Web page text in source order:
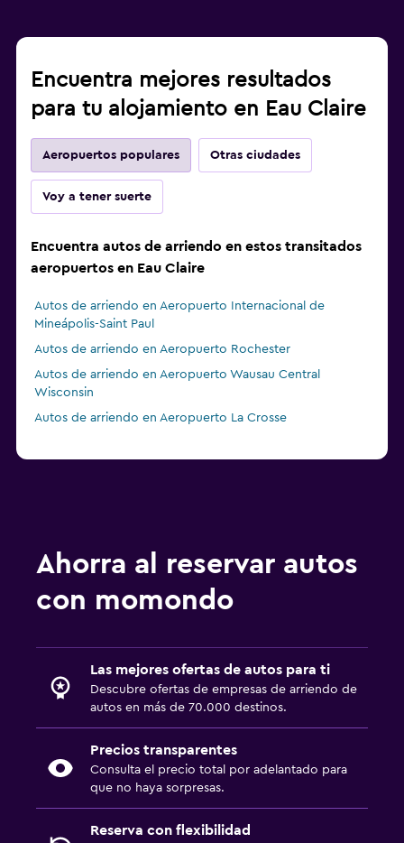
Encuentra mejores resultados
para tu alojamiento en Eau Claire
Aeropuertos populares Otras ciudades
Voy a tener suerte
Encuentra autos de arriendo en estos transitados
aeropuertos en Eau Claire
Autos de arriendo en Aeropuerto Internacional de
Mineápolis-Saint Paul
Autos de arriendo en Aeropuerto Rochester
Autos de arriendo en Aeropuerto Wausau Central
Wisconsin
Autos de arriendo en Aeropuerto La Crosse
Ahorra al reservar autos
con momondo
Las mejores ofertas de autos para ti
Descubre ofertas de empresas de arriendo de
autos en más de 70.000 destinos.
Precios transparentes
Consulta el precio total por adelantado para
que no haya sorpresas.
Reserva con flexibilidad